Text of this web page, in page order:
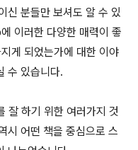
신 분들만 보셔도 알 수 있
이러한 다양한 매력이 좋
게 되었는가에 대한 이야
수 있습니다.
잘 하기 위한 여러가지 것
시 어떤 책을 중심으로 스